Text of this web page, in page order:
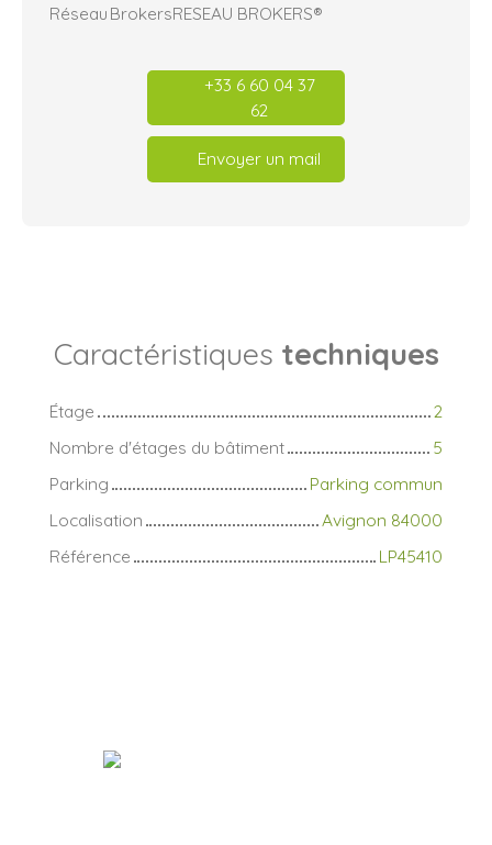
Réseau BrokersRESEAU BROKERS®
+33 6 60 04 37
62
Envoyer un mail
Caractéristiques techniques
Étage
2
Nombre d'étages du bâtiment
5
Parking
Parking commun
Localisation
Avignon 84000
Référence
LP45410